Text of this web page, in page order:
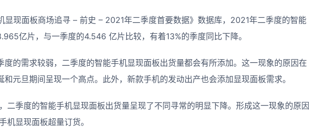
显现面板商场追寻 – 前史 – 2021年二季度首要数据》数据库，2021年二季度的智能
亿片，与一季度的4.546 亿片比较，有着13%的季度同比下降。
度的需求较弱，二季度的智能手机显现面板出货量都会有所添加。这一现象的原因在
和元旦期间呈现一个高点。此外，新款手机的发动出产也会添加显现面板需求。
二季度的智能手机显现面板出货量呈现了不同寻常的明显下降。形成这一现象的原因
机显现面板超量订货。